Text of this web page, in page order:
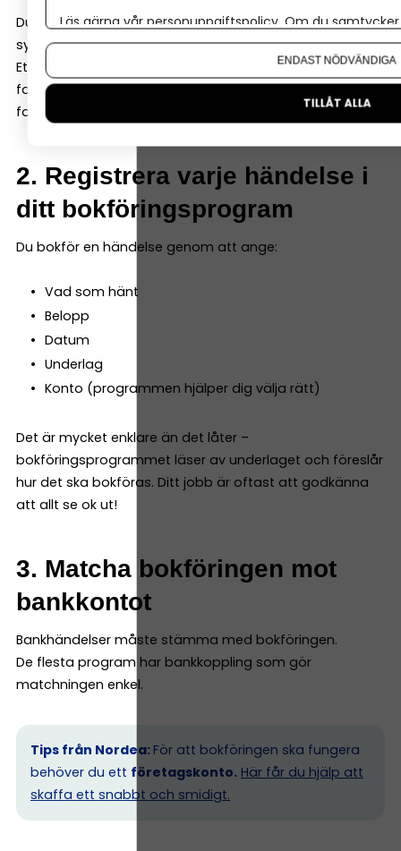
Du ska inte spara kvitton och fakturor löst – de ska in i
systemet.
Ett bra bokföringsprogram kan både ta emot digitala
fakturor och enkelt scanna in kvitton och fysiska
fakturor – så att du samlar allt i programmet direkt.
2. Registrera varje händelse i
ditt bokföringsprogram
Du bokför en händelse genom att ange:
Vad som hänt
Belopp
Datum
Underlag
Konto (programmen hjälper dig välja rätt)
Det är mycket enklare än det låter –
bokföringsprogrammet läser av underlaget och föreslår
hur det ska bokföras. Ditt jobb är oftast att godkänna
att allt se ok ut!
3. Matcha bokföringen mot
bankkontot
Bankhändelser måste stämma med bokföringen.
De flesta program har bankkoppling som gör
matchningen enkel.
Tips från Nordea: För att bokföringen ska fungera
behöver du ett företagskonto. Här får du hjälp att
skaffa ett snabbt och smidigt.
Läs gärna vår personuppgiftspolicy. Om du
Om du vill ändra ditt val i efterhand hittar du den
ENDAST NÖDVÄNDIGA
TILLÅT ALLA